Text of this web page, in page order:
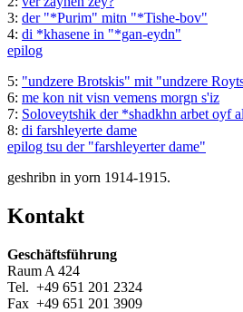
3: der "*Purim" mitn "*Tishe-bov"
4: di *khasene in "*gan-eydn"
epilog
5: "undzere Brotskis" mit "undzere
6: me kon nit visn vemens morgn s'iz
7: Soloveytshik der *shadkhn arbet oyf
8: di farshleyerte dame
epilog tsu der "farshleyerter dame"
geshribn in yorn 1914-1915.
Kontakt
Geschäftsführung
Raum A 424
Tel. +49 651 201 2324
Fax +49 651 201 3909